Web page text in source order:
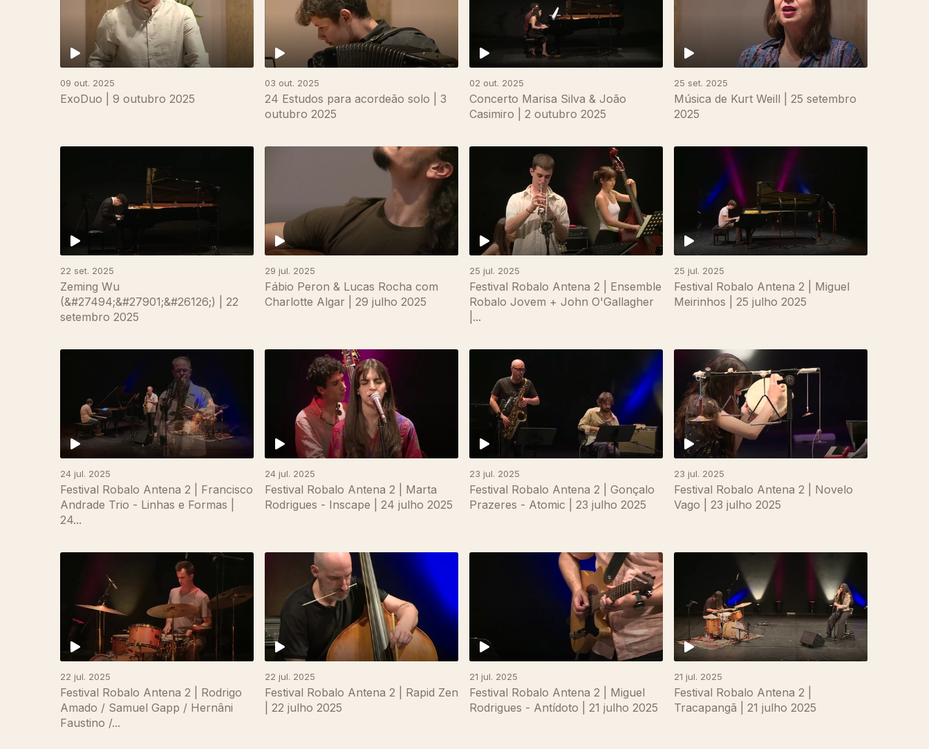
09 out. 2025
ExoDuo | 9 outubro 2025
03 out. 2025
24 Estudos para acordeão solo | 3
outubro 2025
02 out. 2025
Concerto Marisa Silva & João
Casimiro | 2 outubro 2025
25 set. 2025
Música de Kurt Weill | 25 setembro
2025
22 set. 2025
Zeming Wu
(&#27494;&#27901;&#26126;) | 22
setembro 2025
29 jul. 2025
Fábio Peron & Lucas Rocha com
Charlotte Algar | 29 julho 2025
25 jul. 2025
Festival Robalo Antena 2 | Ensemble
Robalo Jovem + John O'Gallagher
|...
25 jul. 2025
Festival Robalo Antena 2 | Miguel
Meirinhos | 25 julho 2025
24 jul. 2025
Festival Robalo Antena 2 | Francisco
Andrade Trio - Linhas e Formas |
24...
24 jul. 2025
Festival Robalo Antena 2 | Marta
Rodrigues - Inscape | 24 julho 2025
23 jul. 2025
Festival Robalo Antena 2 | Gonçalo
Prazeres - Atomic | 23 julho 2025
23 jul. 2025
Festival Robalo Antena 2 | Novelo
Vago | 23 julho 2025
22 jul. 2025
Festival Robalo Antena 2 | Rodrigo
Amado / Samuel Gapp / Hernâni
Faustino /...
22 jul. 2025
Festival Robalo Antena 2 | Rapid Zen
| 22 julho 2025
21 jul. 2025
Festival Robalo Antena 2 | Miguel
Rodrigues - Antídoto | 21 julho 2025
21 jul. 2025
Festival Robalo Antena 2 |
Tracapangã | 21 julho 2025